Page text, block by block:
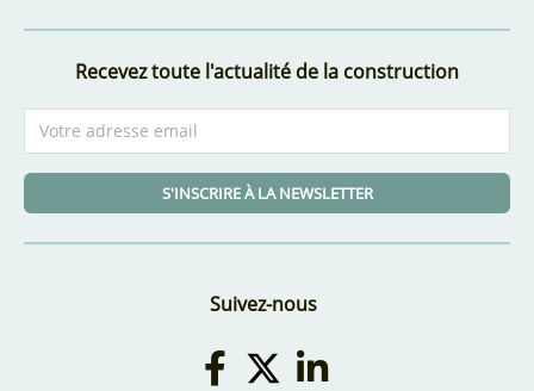
Recevez toute l'actualité de la construction
S'INSCRIRE À LA NEWSLETTER
Suivez-nous